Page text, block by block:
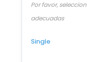
Por favor,
adecuadas
Single